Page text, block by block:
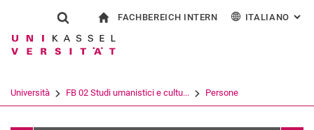
Jump directly to: content
Jump directly to: search
Jump directly to: main
Show search form
Search term
Search (opens an external link in a
FACHBEREICH INTERN ITALIANO :
Università FB 02 Studi umanistici e cultu... Persone